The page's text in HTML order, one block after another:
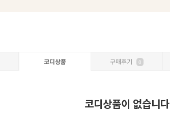
코디상품 구매후기 0
코디상품이 없습니다